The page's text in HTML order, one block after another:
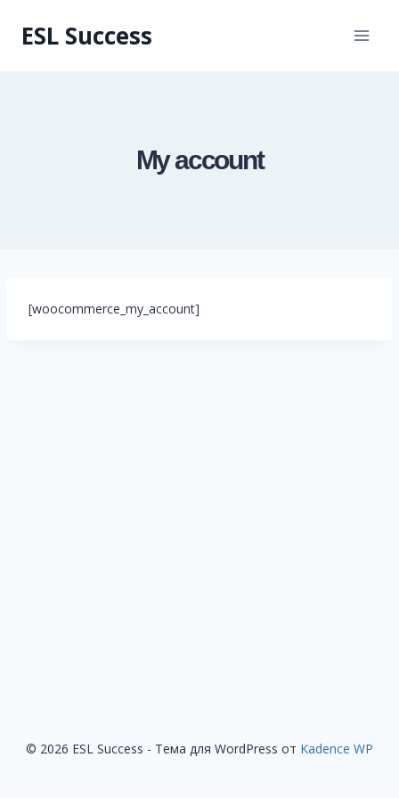
содержимому
ESL Success
My account
[woocommerce_my_account]
© 2026 ESL Success - Тема для WordPress от Kadence WP